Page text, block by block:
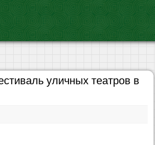
уличных театров в